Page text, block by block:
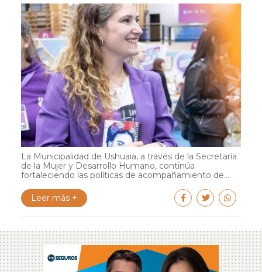
La Municipalidad de Ushuaia, a través de la Secretaría
de la Mujer y Desarrollo Humano, continúa
fortaleciendo las políticas de acompañamiento de...
Leer más +